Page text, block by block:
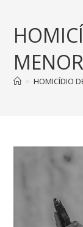
MENOR
> HOMICÍDIO